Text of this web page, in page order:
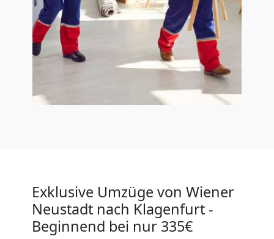
Exklusive Umzüge von Wiener
Neustadt nach Klagenfurt -
Beginnend bei nur 335€